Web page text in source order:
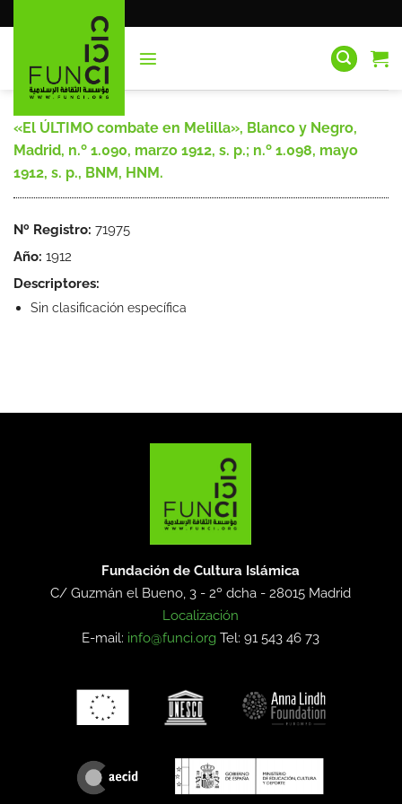
al
«El ÚLTIMO combate en Melilla», Blanco y Negro,
Madrid, n.º 1.090, marzo 1912, s. p.; n.º 1.098, mayo
1912, s. p., BNM, HNM.
Nº Registro: 71975
Año: 1912
Descriptores:
Sin clasificación específica
Fundación de Cultura Islámica
C/ Guzmán el Bueno, 3 - 2º dcha -28015 Madrid
Localización
E-mail: info@funci.org Tel: 91 543 46 73